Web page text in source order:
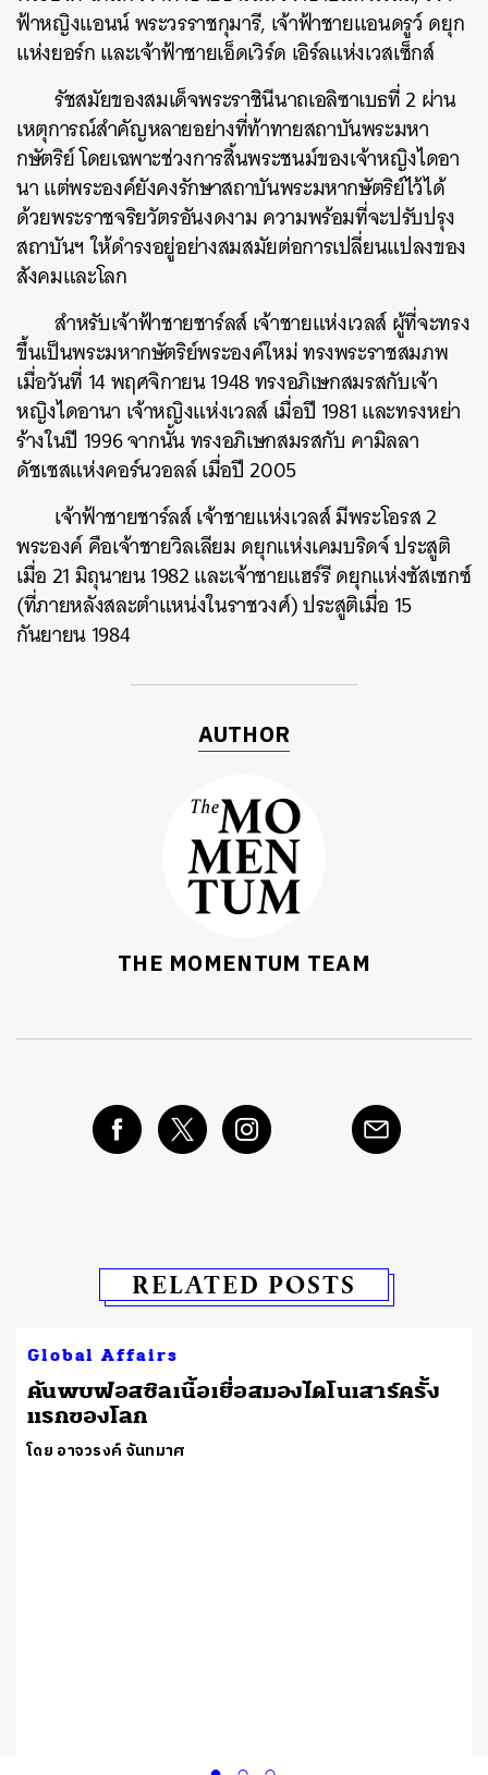
ฟ้าหญิงแอนน์ พระวรราชกุมารี, เจ้าฟ้าชายแอนดรูว์ ดยุก
แห่งยอร์ก และเจ้าฟ้าชายเอ็ดเวิร์ด เอิร์ลแห่งเวสเซ็กส์
รัชสมัยของสมเด็จพระราชินีนาถเอลิซาเบธที่ 2 ผ่าน
เหตุการณ์สำคัญหลายอย่างที่ท้าทายสถาบันพระมหา
กษัตริย์ โดยเฉพาะช่วงการสิ้นพระชนม์ของเจ้าหญิงไดอา
นา แต่พระองค์ยังคงรักษาสถาบันพระมหากษัตริย์ไว้ได้
ด้วยพระราชจริยวัตรอันงดงาม ความพร้อมที่จะปรับปรุง
สถาบันฯ ให้ดำรงอยู่อย่างสมสมัยต่อการเปลี่ยนแปลงของ
สังคมและโลก
สำหรับเจ้าฟ้าชายชาร์ลส์ เจ้าชายแห่งเวลส์ ผู้ที่จะทรง
ขึ้นเป็นพระมหากษัตริย์พระองค์ใหม่ ทรงพระราชสมภพ
เมื่อวันที่ 14 พฤศจิกายน 1948 ทรงอภิเษกสมรสกับเจ้า
หญิงไดอานา เจ้าหญิงแห่งเวลส์ เมื่อปี 1981 และทรงหย่า
ร้างในปี 1996 จากนั้น ทรงอภิเษกสมรสกับ คามิลลา
ดัชเชสแห่งคอร์นวอลล์ เมื่อปี 2005
เจ้าฟ้าชายชาร์ลส์ เจ้าชายแห่งเวลส์ มีพระโอรส 2
พระองค์ คือเจ้าชายวิลเลียม ดยุกแห่งเคมบริดจ์ ประสูติ
เมื่อ 21 มิถุนายน 1982 และเจ้าชายแฮร์รี ดยุกแห่งซัสเซกซ์
(ที่ภายหลังสละตำแหน่งในราชวงศ์) ประสูติเมื่อ 15
กันยายน 1984
AUTHOR
THE MOMENTUM TEAM
RELATED POSTS
Global Affairs
ค้นพบฟอสซิลเนื้อเยื่อสมองไดโนเสาร์ครั้ง
แรกของโลก
โดย อาจวรงค์ จันทมาศ